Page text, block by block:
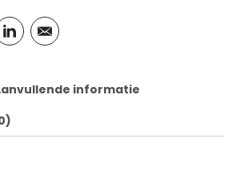
informatie